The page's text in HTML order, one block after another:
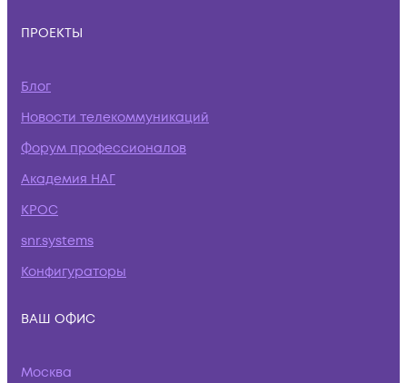
ПРОЕКТЫ
Блог
Новости телекоммуникаций
Форум профессионалов
Академия НАГ
КРОС
snr.systems
Конфигураторы
ВАШ ОФИС
Москва